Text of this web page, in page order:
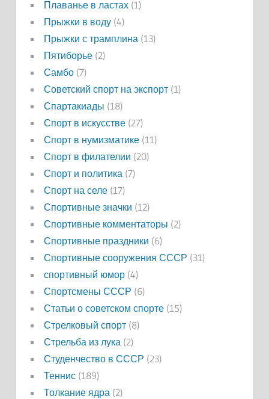
Плаванье в ластах(1)
Прыжки в воду(4)
Прыжки с трамплина (13)
Пятиборье(2)
Самбо(7)
Советский спорт на экспорт(1)
Спартакиады (18)
Спорт в искусстве(27)
Спорт в нумизматике(11)
Спорт в филателии (20)
Спорт и политика (7)
Спорт на селе(17)
Спортивные значки (12)
Спортивные комментаторы (2)
Спортивные праздники (6)
Спортивные сооружения СССР (31)
спортивный юмор(4)
Спортсмены СССР (6)
Статьи о советском спорте(15)
Стрелковый спорт(8)
Стрельба из лука (2)
Студенчество в СССР (23)
Теннис(189)
Толкание ядра (2)